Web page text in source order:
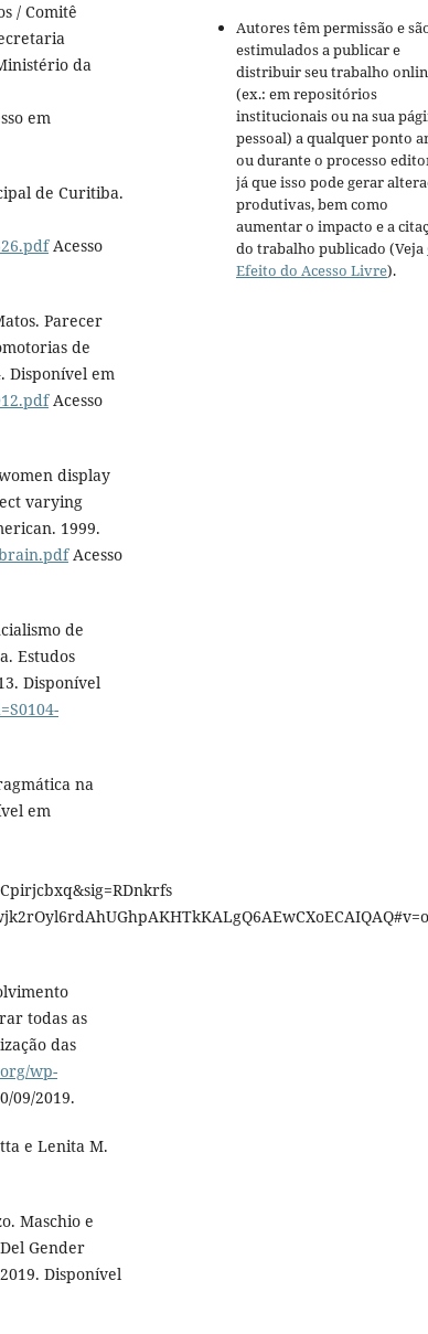
/ Comitê
da
em
de Curitiba.
Acesso
Parecer
de
Disponível em
Acesso
display
varying
1999.
Acesso
de
Estudos
Disponível
na
em
todas as
das
wp-
09/2019.
e Lenita M.
Maschio e
Gender
Disponível
Autores têm permissão e
estimulados a publicar e
distribuir seu trabalho
(ex.: em repositórios
institucionais ou na sua
pessoal) a qualquer ponto
ou durante o processo
já que isso pode gerar
produtivas, bem como
aumentar o impacto e a
do trabalho publicado (Veja
Efeito do Acesso Livre).